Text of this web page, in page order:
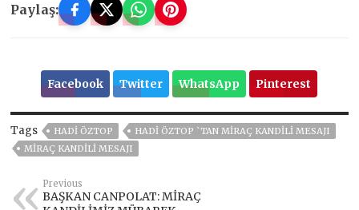
Paylaş:
Facebook Twitter WhatsApp Pinterest
Tags HADI ÖZTOP
HADI ÖZTOP `TAN MIRAÇ KANDILI MESAJI
MIRAÇ KANDILI MESAJI
Previous
BAŞKAN CANPOLAT: MİRAÇ